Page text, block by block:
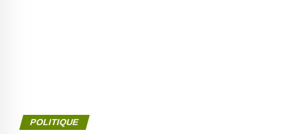
POLITIQUE